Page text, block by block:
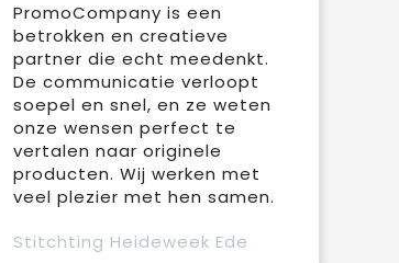
PromoCompany is een
betrokken en creatieve
partner die echt meedenkt.
De communicatie verloopt
soepel en snel, en ze weten
onze wensen perfect te
vertalen naar originele
producten. Wij werken met
veel plezier met hen samen.
Stitchting Heideweek Ede